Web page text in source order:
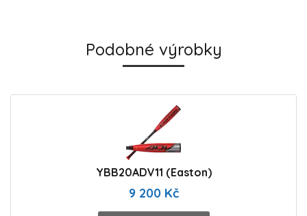
Podobné výrobky
YBB20ADV11 (Easton)
9 200 Kč